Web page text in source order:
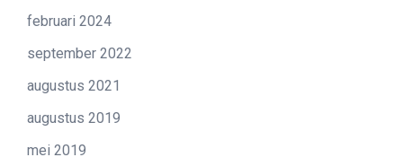
februari 2024
september 2022
augustus 2021
augustus 2019
mei 2019